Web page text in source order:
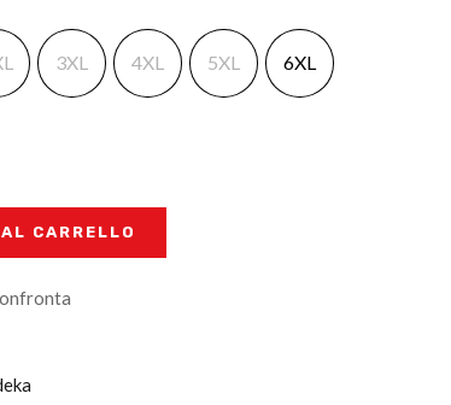
3XL 4XL 5XL 6XL
CARRELLO